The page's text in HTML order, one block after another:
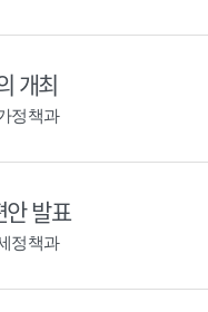
개최
정책과
발표
정책과